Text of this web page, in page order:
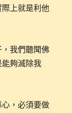
上就是利他
我們聽聞佛
夠滅除我
，必須要做